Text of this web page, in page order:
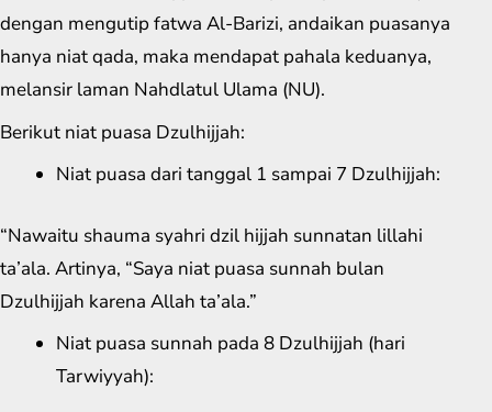
dengan mengutip fatwa Al-Barizi, andaikan puasanya
hanya niat qada, maka mendapat pahala keduanya,
melansir laman Nahdlatul Ulama (NU).
Berikut niat puasa Dzulhijjah:
Niat puasa dari tanggal 1 sampai 7 Dzulhijjah:
“Nawaitu shauma syahri dzil hijjah sunnatan lillahi
ta’ala. Artinya, “Saya niat puasa sunnah bulan
Dzulhijjah karena Allah ta’ala.”
Niat puasa sunnah pada 8 Dzulhijjah (hari
Tarwiyyah):